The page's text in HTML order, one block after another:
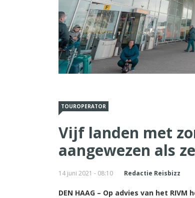
TOUROPERATOR
Vijf landen met
aangewezen als
14 juni 2021 - 08:10 Redactie Reisbizz
DEN HAAG – Op advies van het